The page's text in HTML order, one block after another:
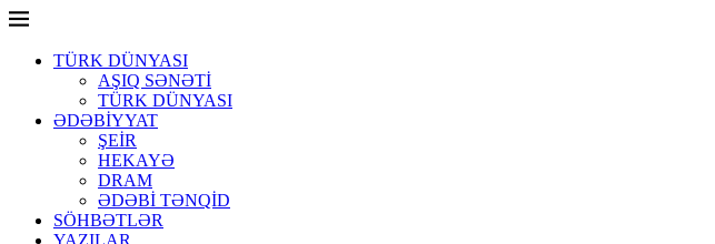
TÜRK DÜNYASI
AŞIQ SƏNƏTİ
TÜRK DÜNYASI
ƏDƏBİYYAT
ŞEİR
HEKAYƏ
DRAM
ƏDƏBİ TƏNQİD
SÖHBƏTLƏR
YAZILAR